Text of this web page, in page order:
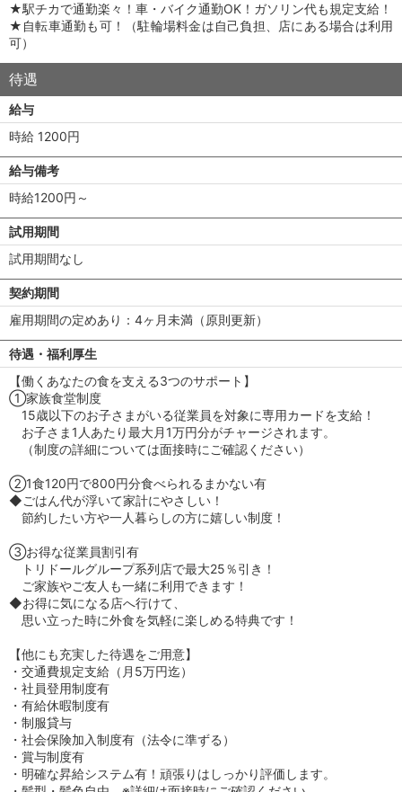
★駅チカで通勤楽々！車・バイク通勤OK！ガソリン代も規定支給！
★自転車通勤も可！（駐輪場料金は自己負担、店にある場合は利用
可）
待遇
給与
時給 1200円
給与備考
時給1200円～
試用期間
試用期間なし
契約期間
雇用期間の定めあり：4ヶ月未満（原則更新）
待遇・福利厚生
【働くあなたの食を支える3つのサポート】
①家族食堂制度
15歳以下のお子さまがいる従業員を対象に専用カードを支給！
お子さま1人あたり最大月1万円分がチャージされます。
（制度の詳細については面接時にご確認ください）
②1食120円で800円分食べられるまかない有
◆ごはん代が浮いて家計にやさしい！
節約したい方や一人暮らしの方に嬉しい制度！
③お得な従業員割引有
トリドールグループ系列店で最大25％引き！
ご家族やご友人も一緒に利用できます！
◆お得に気になる店へ行けて、
思い立った時に外食を気軽に楽しめる特典です！
【他にも充実した待遇をご用意】
・交通費規定支給（月5万円迄）
・社員登用制度有
・有給休暇制度有
・制服貸与
・社会保険加入制度有（法令に準ずる）
・賞与制度有
・明確な昇給システム有！頑張りはしっかり評価します。